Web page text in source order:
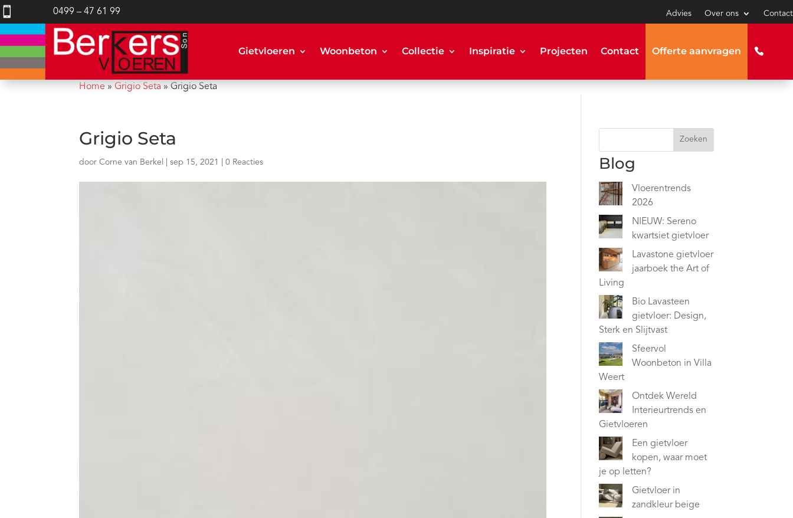
 0499 – 47 61 99 Advies Over ons Contact
Gietvloeren Woonbeton Collectie Inspiratie Projecten Contact Offerte aanvragen
Home »Grigio Seta »Grigio Seta
Grigio Seta
doorCorne van Berkel |sep 15, 2021 |0 Reacties
Zoeken
Blog
Vloerentrends
2026
NIEUW: Sereno
kwartsiet gietvloer
Lavastone gietvloer
jaarboek the Art of
Living
Bio Lavasteen
gietvloer: Design,
Sterk en Slijtvast
Sfeervol
Woonbeton in Villa
Weert
Ontdek Wereld
Interieurtrends en
Gietvloeren
Een gietvloer
kopen, waar moet
je op letten?
Gietvloer in
zandkleur beige